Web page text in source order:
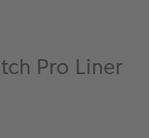
Pro Liner